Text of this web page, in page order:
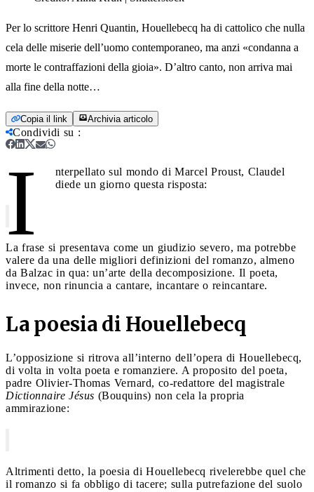
Per lo scrittore Henri Quantin, Houellebecq ha di cattolico che nulla
cela delle miserie dell’uomo contemporaneo, ma anzi «condanna a
morte le contraffazioni della gioia». D’altro canto, non arriva mai
alla fine della notte…
Copia il link Archivia articolo
Condividi su :
I
nterpellato sul mondo di Marcel Proust, Claudel
diede un giorno questa risposta:
La frase si presentava come un giudizio severo, ma potrebbe
valere da una delle migliori definizioni del romanzo, almeno
da Balzac in qua: un’arte della decomposizione. Il poeta,
invece, non rinuncia a cantare, incantare o reincantare.
La poesia di Houellebecq
L’opposizione si ritrova all’interno dell’opera di Houellebecq,
di volta in volta poeta e romanziere. A proposito del poeta,
padre Olivier-Thomas Vernard, co-redattore del magistrale
Dictionnaire Jésus (Bouquins) non cela la propria
ammirazione:
Altrimenti detto, la poesia di Houellebecq rivelerebbe quel che
il romanzo si fa obbligo di tacere; sulla putrefazione del suolo